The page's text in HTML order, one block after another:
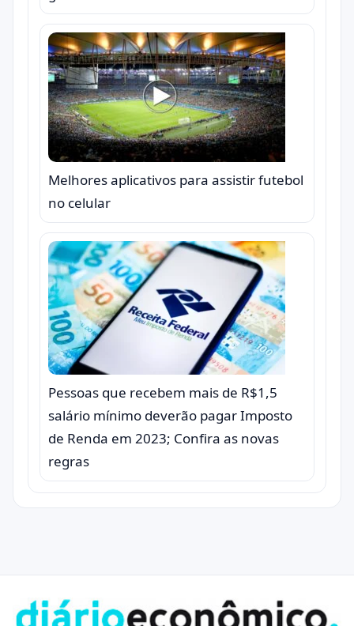
Melhores aplicativos para assistir futebol
no celular
Pessoas que recebem mais de R$1,5
salário mínimo deverão pagar Imposto
de Renda em 2023; Confira as novas
regras